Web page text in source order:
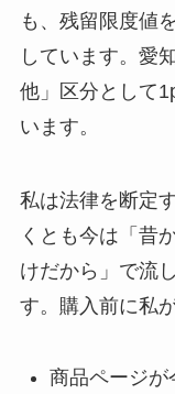
も、残留限度値
しています。愛
他」区分として
います。
私は法律を断定
くとも今は「昔
けだから」で流
す。購入前に私
商品ページが